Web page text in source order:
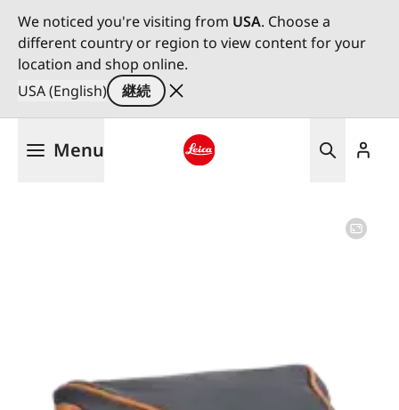
We noticed you're visiting from USA. Choose a
different country or region to view content for your
location and shop online.
USA (English)
継続
Menu